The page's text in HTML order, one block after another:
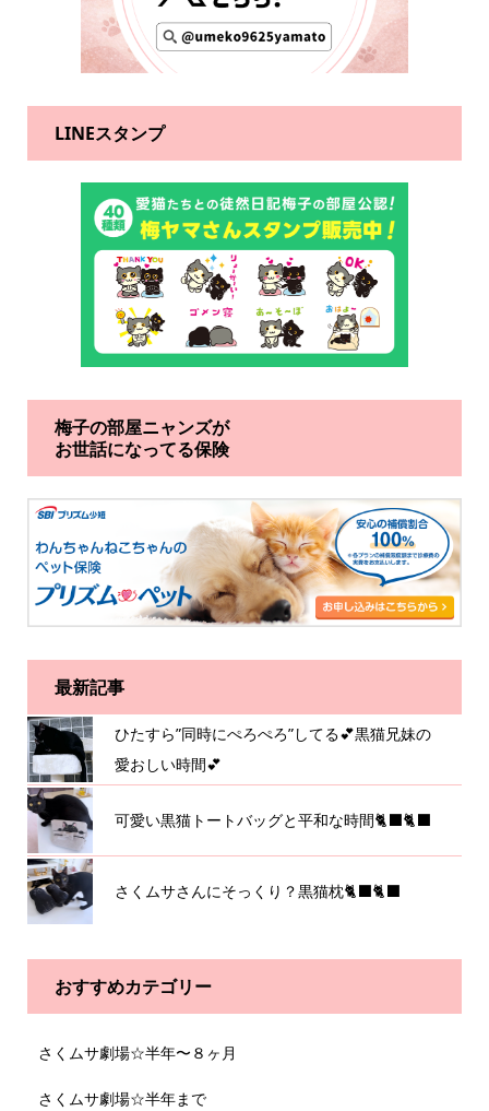
LINEスタンプ
梅子の部屋ニャンズが
お世話になってる保険
最新記事
ひたすら”同時にぺろぺろ”してる💕黒猫兄妹の
愛おしい時間💕
可愛い黒猫トートバッグと平和な時間🐈‍⬛🐈‍⬛
さくムサさんにそっくり？黒猫枕🐈‍⬛🐈‍⬛
おすすめカテゴリー
さくムサ劇場☆半年〜８ヶ月
さくムサ劇場☆半年まで